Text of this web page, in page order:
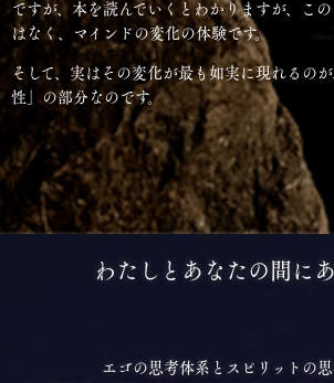
ですが、本を読んでいくとわかりますが、こ
はなく、マインドの変化の体験です。
そして、実はその変化が最も如実に現れるの
性」の部分なのです。
わたしとあなたの間に
エゴの思考体系とスピリットの思